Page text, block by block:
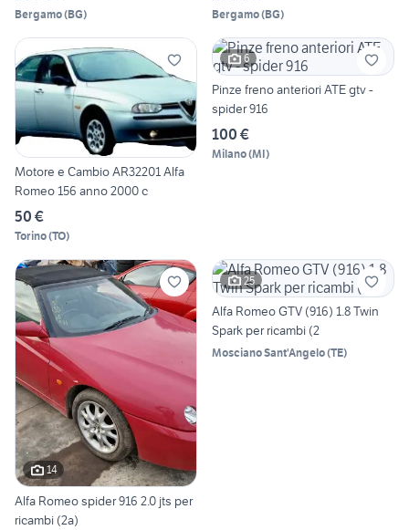
Bergamo(BG) Bergamo(BG)
Motore e Cambio AR32201 Alfa
Romeo 156 anno 2000 c
50 €
Torino(TO)
6
Pinze freno anteriori ATE gtv -
spider 916
100 €
Milano(MI)
14
Alfa Romeo spider 916 2.0 jts per
ricambi (2a)
25
Alfa Romeo GTV (916) 1.8 Twin
Spark per ricambi (2
Mosciano Sant'Angelo(TE)